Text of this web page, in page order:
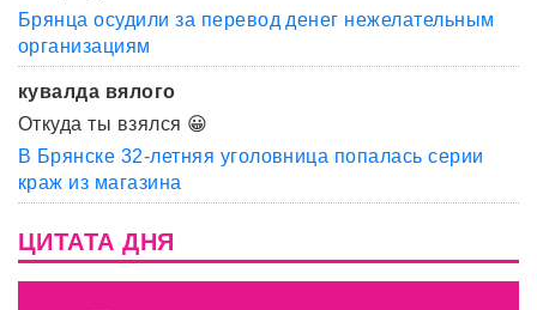
Брянца осудили за перевод денег нежелательным
организациям
кувалда вялого
Откуда ты взялся 😀
В Брянске 32-летняя уголовница попалась серии
краж из магазина
ЦИТАТА ДНЯ